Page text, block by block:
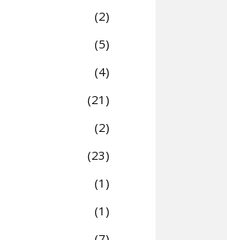
2
5
4
21
2
23
1
1